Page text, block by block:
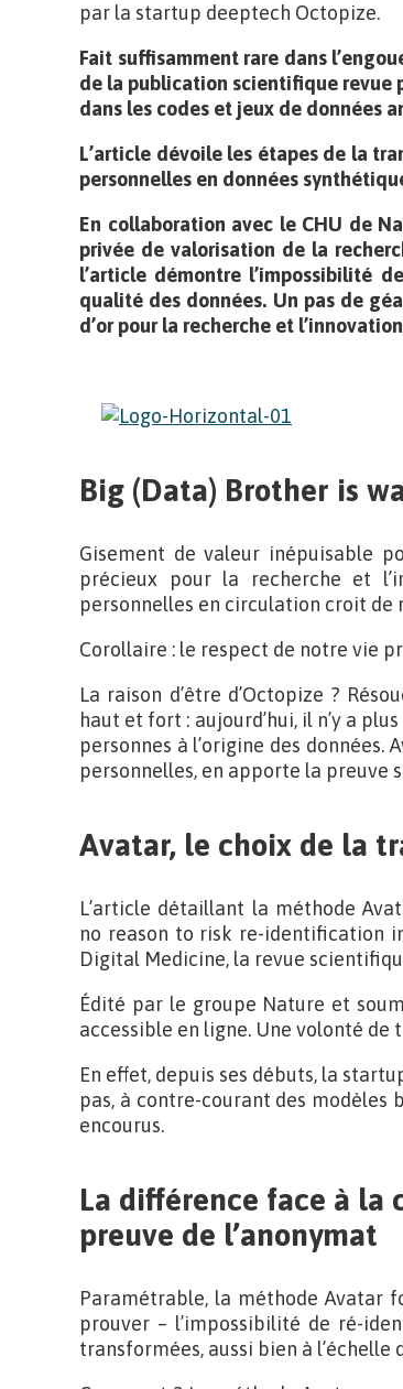
par la startup deeptech Octopize.
Fait suffisamment rare dans
de la publication scientifique revue
dans les codes et jeux de données
L’article dévoile les étapes de la
personnelles en données
En collaboration avec le CHU de
privée de valorisation de la
l’article démontre l’impossibilité
qualité des données. Un pas de
d’or pour la recherche et
Big (Data) Brother is
Gisement de valeur inépuisable
précieux pour la recherche et
personnelles en circulation croit de
Corollaire : le respect de notre vie
La raison d’être d’Octopize ?
haut et fort : aujourd’hui, il n’y a
personnes à l’origine des données.
personnelles, en apporte la preuve
Avatar, le choix de la
L’article détaillant la méthode
no reason to risk re-identification
Digital Medicine, la revue
Édité par le groupe Nature et
accessible en ligne. Une volonté de
En effet, depuis ses débuts, la
pas, à contre-courant des modèles
encourus.
La différence face à la
preuve de l’anonymat
Paramétrable, la méthode Avatar
prouver – l’impossibilité de ré-
transformées, aussi bien à l’échelle